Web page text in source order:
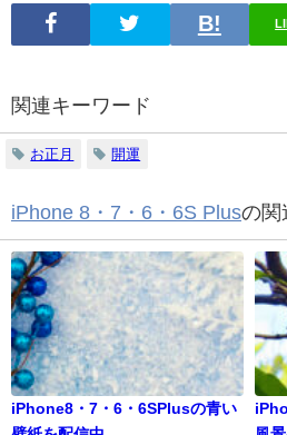
関連キーワード
お正月 開運
iPhone 8・7・6・6S Plusの関
iPhone8・7・6・6SPlusの青い